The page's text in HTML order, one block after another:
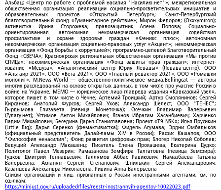
Альбац; «Центр по работе с проблемой насилия "Насилию.нет"»; межрегиональная
общественная организация реализации социально-просветительских инициатив и
образовательных проектов «Открытый Петербург»; Санкт-Петербургский
благотворительный фонд «Гуманитарное действие»; Мирон Федоров; (Oxxxymiron);
активистка Ирина Сторожева; правозащитник Алена Попова; Социально-
ориентированная автономная некоммерческая организация содействия
профилактике и охране здоровья граждан «Феникс плюс»; автономная
некоммерческая организация социально-правовых услуг «Акцент»; некоммерческая
организация «Фонд борьбы с коррупцией»; программно-целевой Благотворительный
Фонд «СВЕЧА»; Красноярская региональная общественная организация «Мы против
СПИДа»; некоммерческая организация «Фонд защиты прав граждан»; интернет-
издание «Медуза»; «Аналитический центр Юрия Левады» (Левада-центр); ООО
«Альтаир 2021»; ООО «Вега 2021»; ООО «Главный редактор 2021»; ООО «Ромашки
монолит»; M.News World — общественно-политическое медиа;Bellingcat — авторы
многих расследований на основе открытых данных, в том числе про участие России в
войне на Украине; МЕМО — юридическое лицо главреда издания «Кавказский узел»,
которое пишет в том числе о Чечне; Артемий Троицкий; Артур Смолянинов; Сергей
Кирсанов; Анатолий Фурсов; Сергей Ухов; Александр Шелест; ООО "ТЕНЕС";
Гырдымова Елизавета (певица Монеточка); Осечкин Владимир Валерьевич
(Гулагу.нет); Устимов Антон Михайлович; Яганов Ибрагим Хасанбиевич; Харченко
Вадим Михайлович; Беседина Дарья Станиславовна; Проект «T9 NSK»; Илья Прусикин
(Little Big); Дарья Серенко (фемактивистка); Фидель Агумава; Эрдни Омбадыков
(официальный представитель Далай-ламы XIV в России); Рафис Кашапов; ООО
"Философия ненасилия"; Фонд развития цифровых прав; Блогер Николай Соболев;
Ведущий Александр Макашенц; Писатель Елена Прокашева; Екатерина Дудко;
Политолог Павел Мезерин; Рамазанова Земфира Талгатовна (певица Земфира);
Гудков Дмитрий Геннадьевич; Галлямов Аббас Радикович; Намазбаева Татьяна
Валерьевна; Асланян Сергей Степанович; Шпилькин Сергей Александрович;
Казанцева Александра Николаевна; Ривина Анна Валерьевна
Списки организаций и лиц, признанных в России иностранными агентами, см. по
ссылкам:
https://minjust.gov.ru/uploaded/files/reestr-inostrannyih-agentov-10022023.pdf